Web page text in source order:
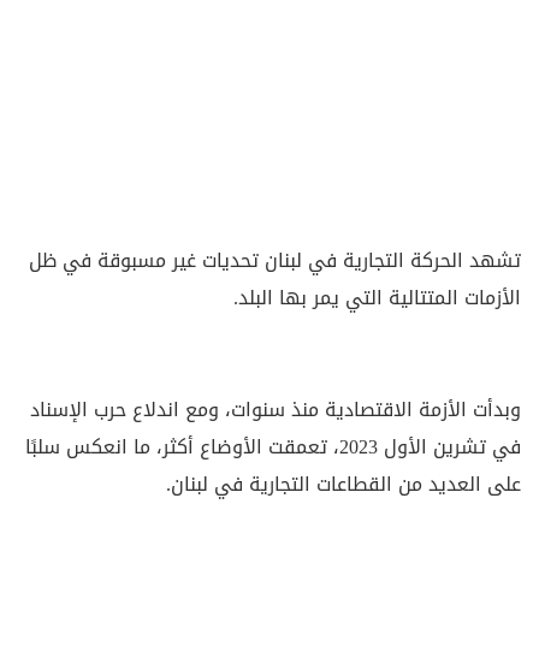
تشهد الحركة التجارية في لبنان تحديات غير مسبوقة في ظل
الأزمات المتتالية التي يمر بها البلد.
وبدأت الأزمة الاقتصادية منذ سنوات، ومع اندلاع حرب الإسناد
في تشرين الأول 2023، تعمقت الأوضاع أكثر، ما انعكس سلبًا
على العديد من القطاعات التجارية في لبنان.